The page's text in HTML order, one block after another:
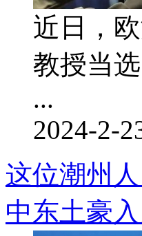
近日，
教授当
...
2024-2-
这位潮州
中东土豪